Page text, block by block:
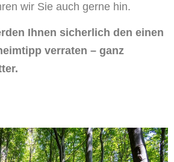
wir Sie auch gerne hin.
Ihnen sicherlich den einen
verraten – ganz